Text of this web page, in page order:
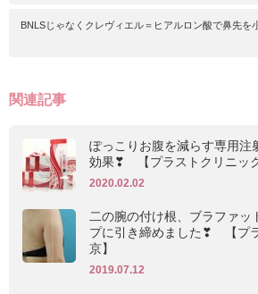
BNLSじゃなくクレヴィエル＝ヒアルロン酸で鼻先を
関連記事
ぽっこりお腹を減らす専用注
効果❣ 【プラストクリニック
2020.02.02
二の腕の付け根、ブラファッ
プに引き締めました❣ 【プ
京】
2019.07.12